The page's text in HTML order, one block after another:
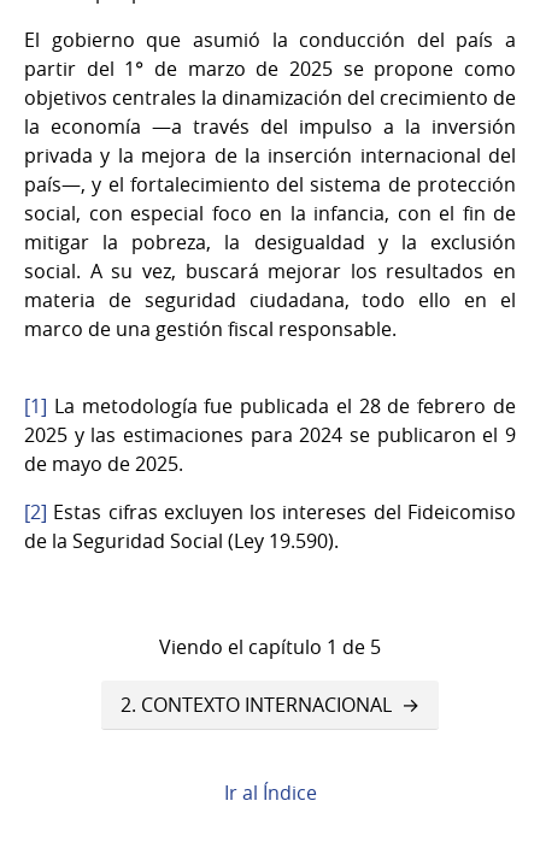
El gobierno que asumió la conducción del país a
partir del 1° de marzo de 2025 se propone como
objetivos centrales la dinamización del crecimiento de
la economía —a través del impulso a la inversión
privada y la mejora de la inserción internacional del
país—, y el fortalecimiento del sistema de protección
social, con especial foco en la infancia, con el fin de
mitigar la pobreza, la desigualdad y la exclusión
social. A su vez, buscará mejorar los resultados en
materia de seguridad ciudadana, todo ello en el
marco de una gestión fiscal responsable.
[1] La metodología fue publicada el 28 de febrero de
2025 y las estimaciones para 2024 se publicaron el 9
de mayo de 2025.
[2] Estas cifras excluyen los intereses del Fideicomiso
de la Seguridad Social (Ley 19.590).
Viendo el capítulo 1 de 5
Enlaces
transversales
2. CONTEXTO INTERNACIONAL
Ir al Índice